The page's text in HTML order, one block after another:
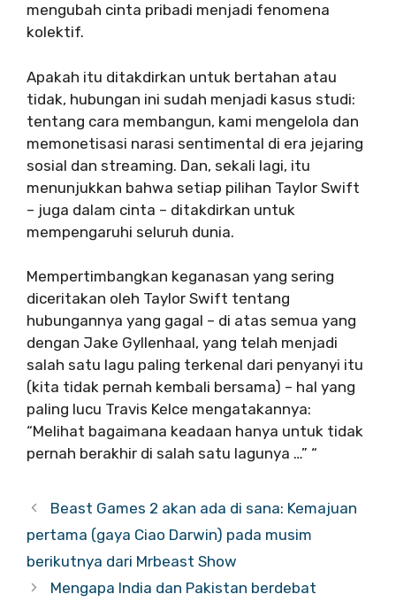
mengubah cinta pribadi menjadi fenomena
kolektif.
Apakah itu ditakdirkan untuk bertahan atau
tidak, hubungan ini sudah menjadi kasus studi:
tentang cara membangun, kami mengelola dan
memonetisasi narasi sentimental di era jejaring
sosial dan streaming. Dan, sekali lagi, itu
menunjukkan bahwa setiap pilihan Taylor Swift
– juga dalam cinta – ditakdirkan untuk
mempengaruhi seluruh dunia.
Mempertimbangkan keganasan yang sering
diceritakan oleh Taylor Swift tentang
hubungannya yang gagal – di atas semua yang
dengan Jake Gyllenhaal, yang telah menjadi
salah satu lagu paling terkenal dari penyanyi itu
(kita tidak pernah kembali bersama) – hal yang
paling lucu Travis Kelce mengatakannya:
“Melihat bagaimana keadaan hanya untuk tidak
pernah berakhir di salah satu lagunya …” “
Beast Games 2 akan ada di sana: Kemajuan
pertama (gaya Ciao Darwin) pada musim
berikutnya dari Mrbeast Show
Mengapa India dan Pakistan berdebat